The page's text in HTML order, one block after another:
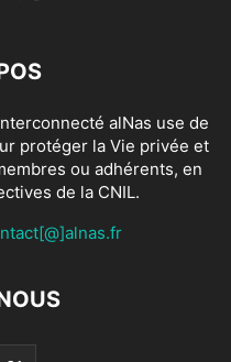
alNas use de
protéger la Vie privée et
ou adhérents, en
de la CNIL.